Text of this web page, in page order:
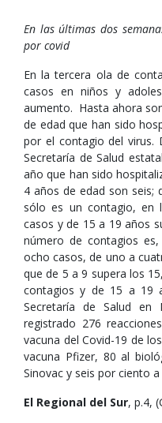
En las últimas dos
por covid
En la tercera ola de
casos en niños y
aumento. Hasta ahora
de edad que han sido
por el contagio del virus.
Secretaría de Salud
año que han sido
4 años de edad son seis;
sólo es un contagio, en
casos y de 15 a 19 años
número de contagios
ocho casos, de uno a
que de 5 a 9 supera los
contagios y de 15 a 19
Secretaría de Salud
registrado 276
vacuna del Covid-19 de
vacuna Pfizer, 80 al
Sinovac y seis por ciento a
El Regional del Sur, p.4,